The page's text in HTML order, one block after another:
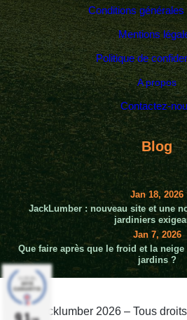
Conditions générales
Mentions
Politique de
A propos
Contactez-
Blog
Jan 18, 2026
JackLumber : nouveau site et une
jardiniers
Jan 7, 2026
Que faire après que le froid et la
jardins ?
© Jacklumber 2026 – Tous